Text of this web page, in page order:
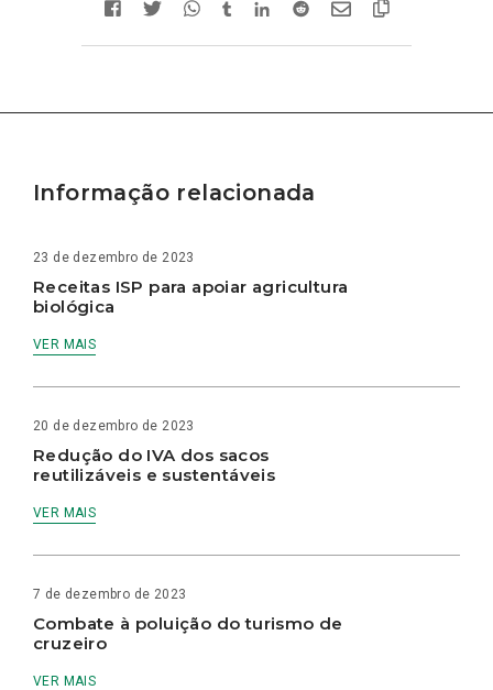
Informação relacionada
23 de dezembro de 2023
Receitas ISP para apoiar agricultura
biológica
VER MAIS
20 de dezembro de 2023
Redução do IVA dos sacos
reutilizáveis e sustentáveis
VER MAIS
7 de dezembro de 2023
Combate à poluição do turismo de
cruzeiro
VER MAIS